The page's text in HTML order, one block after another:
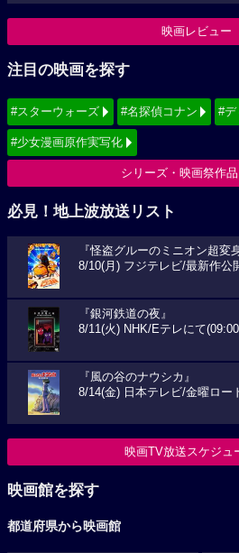
映画レビュー
注目の映画を探す
#スターウォーズ #名探偵コナン #デ
#少女漫画原作実写化
シリーズ・映画祭作
必見！地上波放送リスト
『怪盗グルーのミニオン超変
8/10(月) フジテレビ/最新作公
『銀河鉄道の夜』
8/11(火) NHK/Eテレにて
『風の谷のナウシカ』
8/14(金) 日本テレビ/金曜ロー
映画TV放送スケジュ
映画館を探す
都道府県から映画館